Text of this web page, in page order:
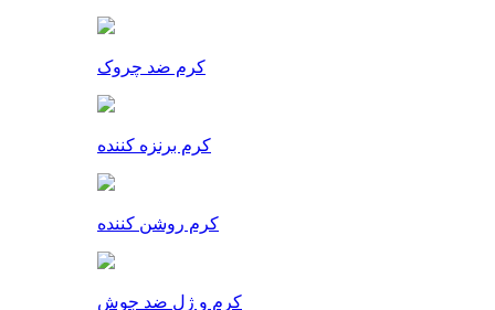
کرم ضد چروک
کرم برنزه کننده
کرم روشن کننده
کرم و ژل ضد جوش